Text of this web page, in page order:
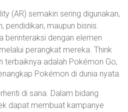
(AR) semakin sering digunakan,
pendidikan, maupun bisnis.
berinteraksi dengan elemen
perangkat mereka. Think
terbaiknya adalah Pokémon Go,
Pokémon di dunia nyata.
di sana. Dalam bidang
dapat membuat kampanye